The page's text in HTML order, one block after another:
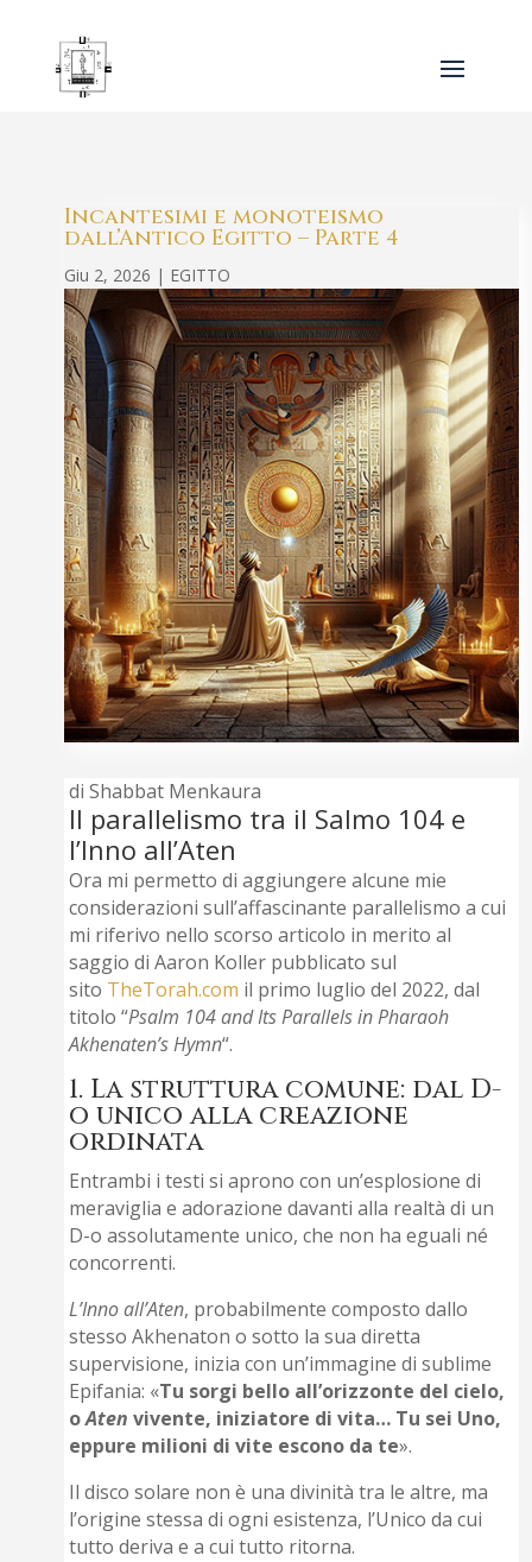
Incantesimi e monoteismo
dall’Antico Egitto – Parte 4
Giu 2, 2026 | EGITTO
di Shabbat Menkaura
Il parallelismo tra il Salmo 104 e
l’Inno all’Aten
Ora mi permetto di aggiungere alcune mie
considerazioni sull’affascinante parallelismo a cui
mi riferivo nello scorso articolo in merito al
saggio di Aaron Koller pubblicato sul
sito TheTorah.com il primo luglio del 2022, dal
titolo “Psalm 104 and Its Parallels in Pharaoh
Akhenaten’s Hymn“.
1. La struttura comune: dal D-
o unico alla creazione
ordinata
Entrambi i testi si aprono con un’esplosione di
meraviglia e adorazione davanti alla realtà di un
D-o assolutamente unico, che non ha eguali né
concorrenti.
L’Inno all’Aten, probabilmente composto dallo
stesso Akhenaton o sotto la sua diretta
supervisione, inizia con un’immagine di sublime
Epifania: «Tu sorgi bello all’orizzonte del cielo,
oAten vivente, iniziatore di vita… Tu sei Uno,
eppure milioni di vite escono da te».
Il disco solare non è una divinità tra le altre, ma
l’origine stessa di ogni esistenza, l’Unico da cui
tutto deriva e a cui tutto ritorna.